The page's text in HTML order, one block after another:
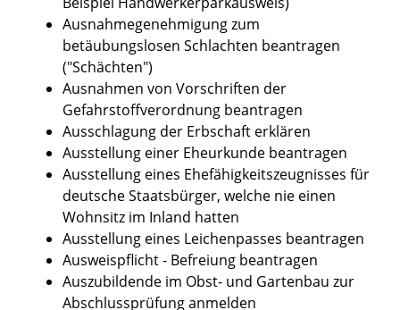
Ausnahmegenehmigung zum
betäubungslosen Schlachten beantragen
("Schächten")
Ausnahmen von Vorschriften der
Gefahrstoffverordnung beantragen
Ausschlagung der Erbschaft erklären
Ausstellung einer Eheurkunde beantragen
Ausstellung eines Ehefähigkeitszeugnisses für
deutsche Staatsbürger, welche nie einen
Wohnsitz im Inland hatten
Ausstellung eines Leichenpasses beantragen
Ausweispflicht - Befreiung beantragen
Auszubildende im Obst- und Gartenbau zur
Abschlussprüfung anmelden